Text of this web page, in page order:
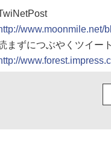
www.moonmile.net/
まずにつぶやくツイー